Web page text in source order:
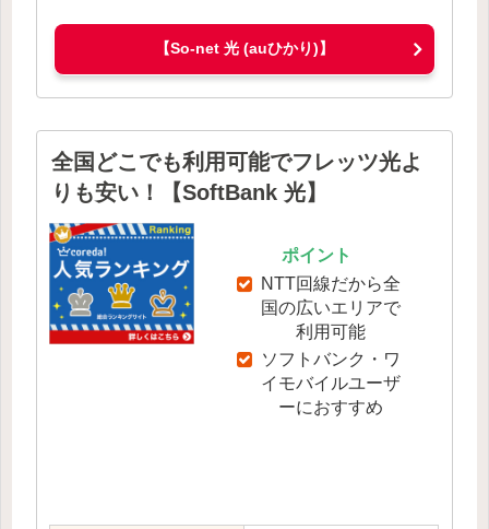
【So-net 光 (auひかり)】
全国どこでも利用可能でフレッツ光よ
りも安い！【SoftBank 光】
ポイント
NTT回線だから全
国の広いエリアで
利用可能
ソフトバンク・ワ
イモバイルユーザ
ーにおすすめ